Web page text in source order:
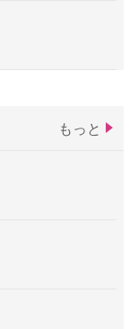
もっと